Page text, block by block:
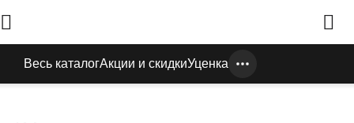
Весь каталогАкции и скидкиУценка